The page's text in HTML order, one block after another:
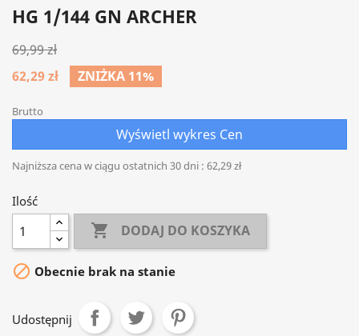
HG 1/144 GN ARCHER
69,99 zł
62,29 zł
ZNIŻKA 11%
Brutto
Wyświetl wykres Cen
Najniższa cena w ciągu ostatnich 30 dni : 62,29 zł
Ilość
 DODAJ DO KOSZYKA
 Obecnie brak na stanie
Udostępnij